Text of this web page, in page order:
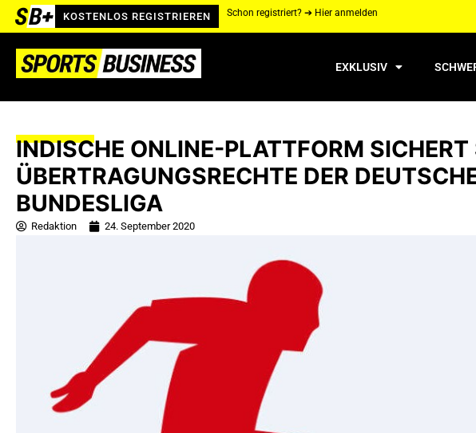
KOSTENLOS REGISTRIEREN Schon registriert? ➔ Hier anmelden
EXKLUSIV
INDISCHE ONLINE-PLATTFORM SICHERT
ÜBERTRAGUNGSRECHTE DER
UNDESLIGA
Redaktion 24. September 2020